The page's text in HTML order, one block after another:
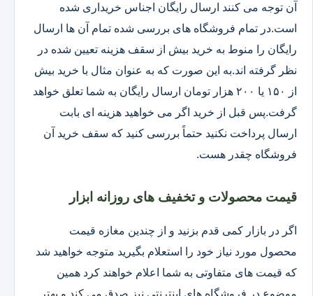
آن توجه می کنند ارسال رایگان اجناس خریداری شده
است.در تمام فروشگاه های بررسی شده تمام آن ها ارسال
رایگان را منوط به خرید بیش از سقف هزینه تعیین شده در
نظر گرفته اند.به این صورت که به عنوان مثال با خرید بیش
از ۱۵۰ یا ۲۰۰ هزار تومان ارسال رایگان به شما تعلق خواهد
گرفت.پس قبل از خرید اگر می خواهید هزینه ای بابت
ارسال پرداخت نکنید حتماً بررسی کنید که سقف خرید آن
فروشگاه چقدر هست.
قیمت محصولات و تخفیف های روزانه ابزار
اگر در بازار کمی قدم بزنید و از چندین مغازه قیمت
محصول مورد نیاز خود را استعلام بگیرید متوجه خواهید شد
که قیمت های متفاوتی به شما اعلام خواهند کرد همین
موضوع در فروشگاه های اینترنتی نیز صدق می کند و بهتر